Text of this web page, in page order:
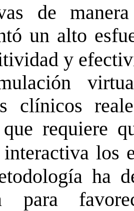
de
un alto
y
clínicos
requiere
interactiva los
ha
para